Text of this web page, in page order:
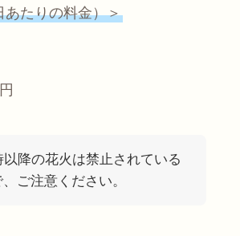
あたりの料金）＞
以降の花火は禁止されている
ご注意ください。